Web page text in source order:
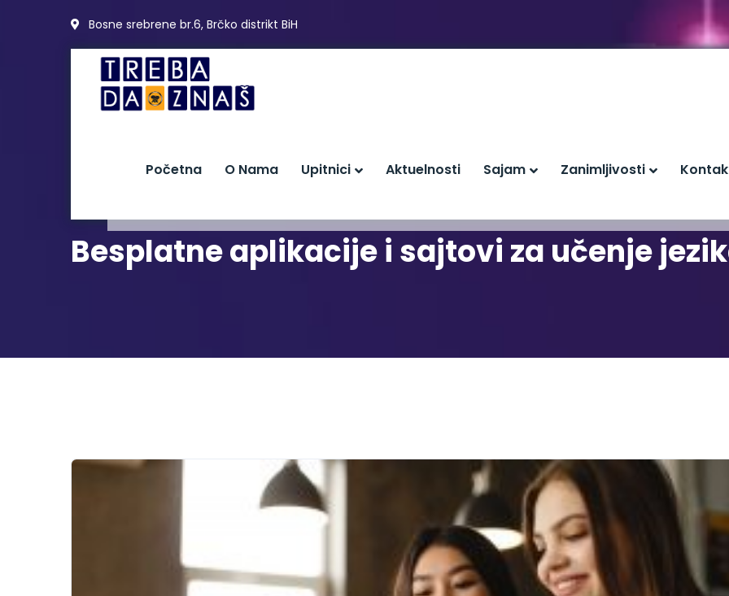
Bosne srebrene br.6, Brčko distrikt BiH
Početna O Nama Upitnici Aktuelnosti Sajam Zanimljivosti
Besplatne aplikacije i sajtovi za učenje